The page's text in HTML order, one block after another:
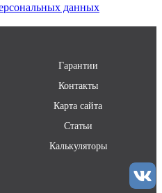
данных
Гарантии
Контакты
Карта сайта
Статьи
Калькуляторы